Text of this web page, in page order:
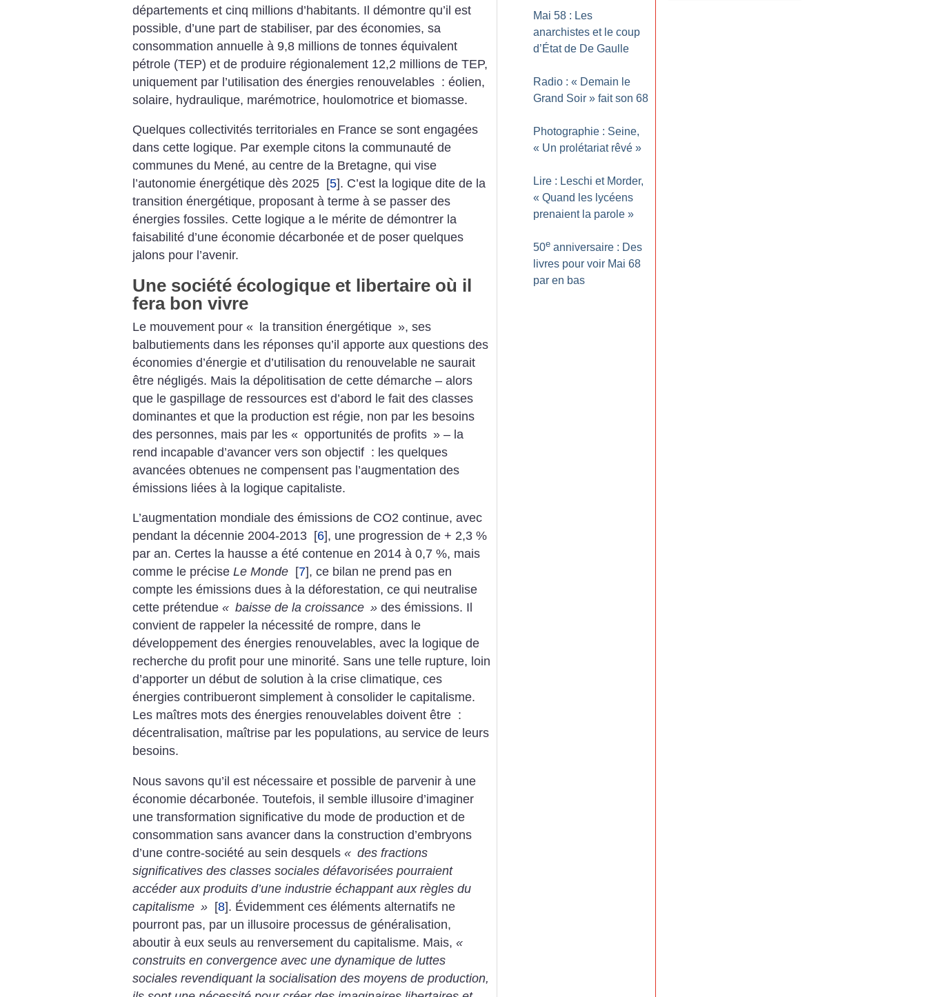
départements et cinq millions d’habitants. Il démontre qu’il est
possible, d’une part de stabiliser, par des économies, sa
consommation annuelle à 9,8 millions de tonnes équivalent
pétrole (TEP) et de produire régionalement 12,2 millions de TEP,
uniquement par l’utilisation des énergies renouvelables : éolien,
solaire, hydraulique, marémotrice, houlomotrice et biomasse.
Quelques collectivités territoriales en France se sont engagées
dans cette logique. Par exemple citons la communauté de
communes du Mené, au centre de la Bretagne, qui vise
l’autonomie énergétique dès 2025 [5]. C’est la logique dite de la
transition énergétique, proposant à terme à se passer des
énergies fossiles. Cette logique a le mérite de démontrer la
faisabilité d’une économie décarbonée et de poser quelques
jalons pour l’avenir.
Une société écologique et libertaire où il
fera bon vivre
Le mouvement pour « la transi­tion énergétique », ses
balbutiements dans les réponses qu’il apporte aux questions des
économies d’énergie et d’utilisation du renouvelable ne saurait
être négligés. Mais la dépolitisation de cette démarche – alors
que le gaspillage de ressources est d’abord le fait des classes
dominantes et que la production est régie, non par les besoins
des personnes, mais par les « opportunités de profits » – la
rend incapable d’avancer vers son objectif : les quelques
avancées obtenues ne compensent pas l’augmentation des
émissions liées à la logique capitaliste.
L’augmentation mondiale des émissions de CO2 continue, avec
pendant la décennie 2004-2013 [6], une progression de + 2,3 %
par an. Certes la hausse a été contenue en 2014 à 0,7 %, mais
comme le précise Le Monde [7], ce bilan ne prend pas en
compte les émissions dues à la déforestation, ce qui neutralise
cette prétendue « baisse de la croissance » des émissions. Il
convient de rappeler la nécessité de rompre, dans le
développement des énergies renouvelables, avec la logique de
recherche du profit pour une minorité. Sans une telle rupture, loin
d’apporter un début de solution à la crise climatique, ces
énergies contribueront simplement à consolider le capitalisme.
Les maîtres mots des énergies renouvelables doivent être :
décentralisation, maîtrise par les populations, au service de leurs
besoins.
Nous savons qu’il est nécessaire et possible de parvenir à une
économie décarbonée. Toutefois, il semble illusoire d’imaginer
une transformation significative du mode de production et de
consommation sans avancer dans la construction d’embryons
d’une contre-société au sein desquels « des fractions
significatives des classes sociales défavorisées pourraient
accéder aux produits d’une industrie échappant aux règles du
capitalisme » [8]. Évidemment ces éléments alternatifs ne
pourront pas, par un illusoire processus de généralisation,
aboutir à eux seuls au renversement du capitalisme. Mais, «
construits en convergence avec une dynamique de luttes
sociales revendiquant la socialisation des moyens de production,
Mai 58 : Les
anarchistes et le coup
d’État de De Gaulle
Radio : « Demain le
Grand Soir » fait son 68
Photographie : Seine,
« Un prolétariat rêvé »
Lire : Leschi et Morder,
« Quand les lycéens
prenaient la parole »
50e anniversaire : Des
livres pour voir Mai 68
par en bas